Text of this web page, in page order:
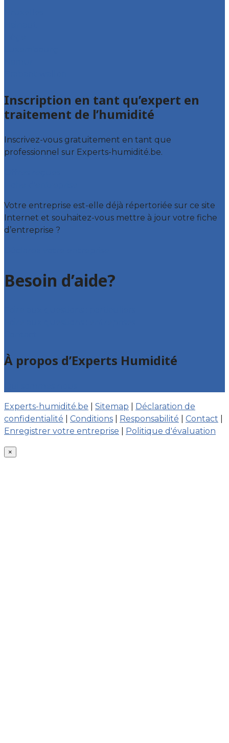
Inscription en tant qu’expert en
traitement de l’humidité
Inscrivez-vous gratuitement en tant que
professionnel sur Experts-humidité.be.
Votre entreprise est-elle déjà répertoriée sur ce site
Internet et souhaitez-vous mettre à jour votre fiche
d’entreprise ?
Besoin d’aide?
À propos d’Experts Humidité
Experts-humidité.be Sitemap
Déclaration de
confidentialité
Conditions Responsabilité Contact
Enregistrer votre entreprise
Politique d'évaluation
×